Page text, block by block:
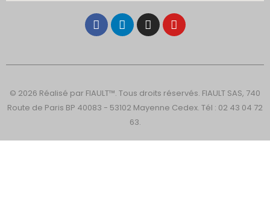
© 2026 Réalisé par FIAULT™. Tous droits réservés. FIAULT SAS, 740
Route de Paris BP 40083 - 53102 Mayenne Cedex. Tél : 02 43 04 72
63.